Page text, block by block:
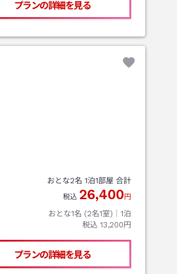
プランの詳細を見る
おとな2名 1泊1部屋 合計
税込 26,400 円
おとな1名 (2名1室)｜ 1泊
税込 13,200円
プランの詳細を見る